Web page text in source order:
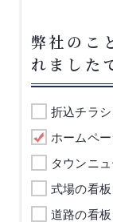
弊社のこ
れました
折込チラ
ホームペ
タウンニ
式場の看
道路の看